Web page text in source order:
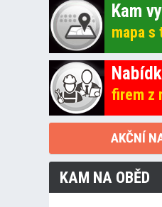
Kam
mapa s
firem z
AKČNÍ
KAM NA OBĚD